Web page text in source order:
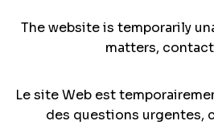
The website is temporarily
matters,
Le site Web est
des questions urgentes,